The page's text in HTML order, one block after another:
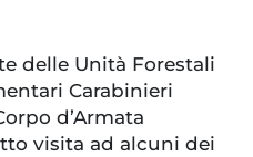
delle Unità Forestali
Carabinieri
d’Armata
visita ad alcuni dei